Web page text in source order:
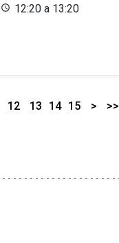
12:20 a 13:20
12 13 14 15 > >>